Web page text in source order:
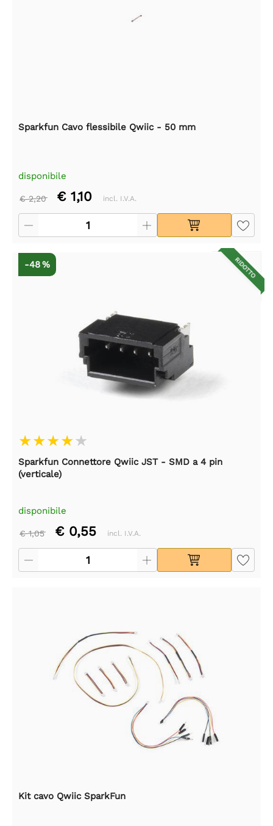
Sparkfun Cavo flessibile Qwiic - 50 mm
disponibile
€ 2,20 € 1,10 incl. I.V.A.
RIDOTTO
-48 %
Sparkfun Connettore Qwiic JST - SMD a 4 pin
(verticale)
disponibile
€ 1,05 € 0,55 incl. I.V.A.
Kit cavo Qwiic SparkFun